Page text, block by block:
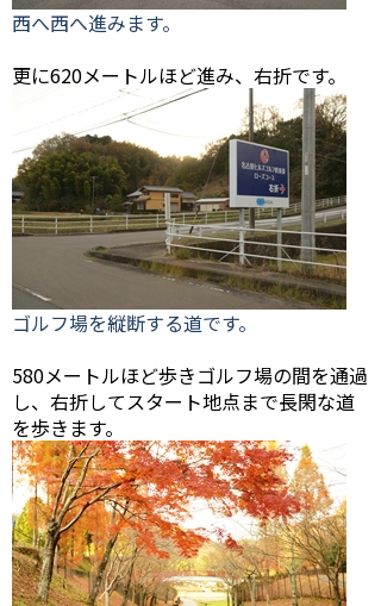
西へ西へ進みます。
更に620メートルほど進み、右折です。
ゴルフ場を縦断する道です。
580メートルほど歩きゴルフ場の間を通過
し、右折してスタート地点まで長閑な道
を歩きます。